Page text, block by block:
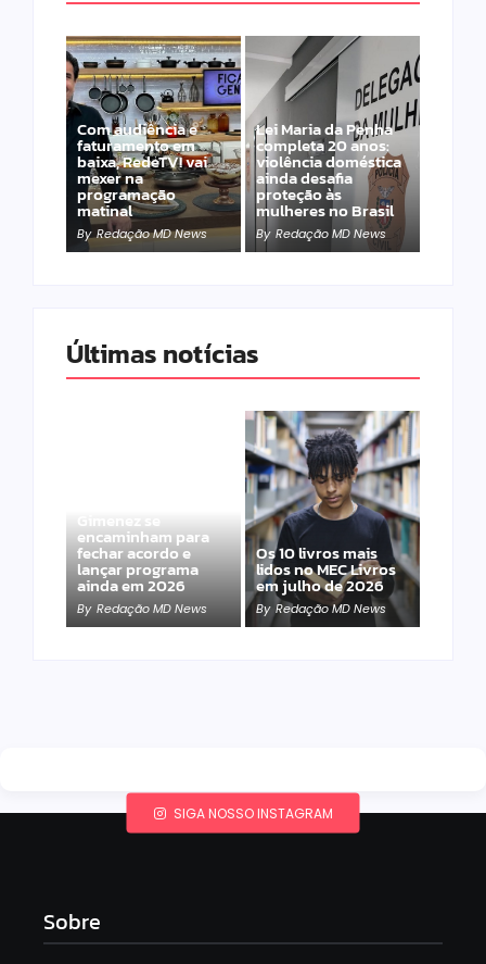
Com audiência e
faturamento em
baixa, RedeTV! vai
mexer na
programação
matinal
By Redação MD News
Lei Maria da Penha
completa 20 anos:
violência doméstica
ainda desafia
proteção às
mulheres no Brasil
By Redação MD News
Últimas notícias
Gimenez se
encaminham para
fechar acordo e
lançar programa
ainda em 2026
By Redação MD News
Os 10 livros mais
lidos no MEC Livros
em julho de 2026
By Redação MD News
SIGA NOSSO INSTAGRAM
Sobre